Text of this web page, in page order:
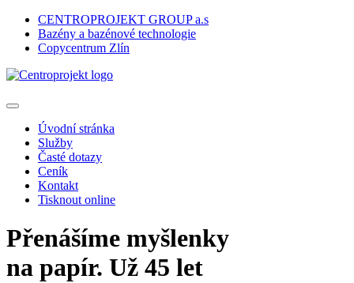
CENTROPROJEKT GROUP a.s
Bazény a bazénové technologie
Copycentrum Zlín
Úvodní stránka
Služby
Časté dotazy
Ceník
Kontakt
Tisknout online
Přenášíme myšlenky
na papír. Už 45 let